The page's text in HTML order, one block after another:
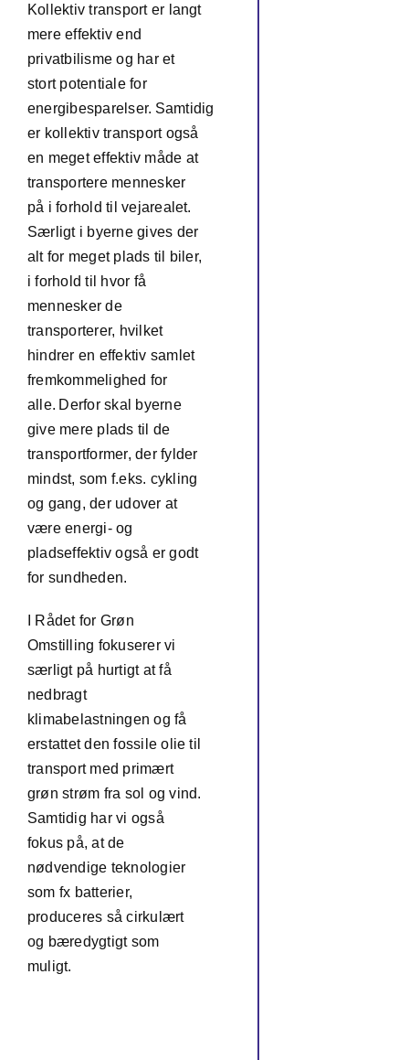
Kollektiv transport er langt
mere effektiv end
privatbilisme og har et
stort potentiale for
energibesparelser. Samtidig
er kollektiv transport også
en meget effektiv måde at
transportere mennesker
på i forhold til vejarealet.
Særligt i byerne gives der
alt for meget plads til biler,
i forhold til hvor få
mennesker de
transporterer, hvilket
hindrer en effektiv samlet
fremkommelighed for
alle. Derfor skal byerne
give mere plads til de
transportformer, der fylder
mindst, som f.eks. cykling
og gang, der udover at
være energi- og
pladseffektiv også er godt
for sundheden.
I Rådet for Grøn
Omstilling fokuserer vi
særligt på hurtigt at få
nedbragt
klimabelastningen og få
erstattet den fossile olie til
transport med primært
grøn strøm fra sol og vind.
Samtidig har vi også
fokus på, at de
nødvendige teknologier
som fx batterier,
produceres så cirkulært
og bæredygtigt som
muligt.